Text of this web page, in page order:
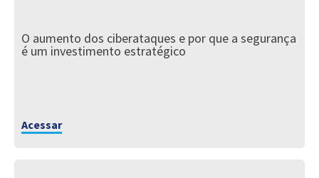
O aumento dos ciberataques e por que a segurança
é um investimento estratégico
Acessar